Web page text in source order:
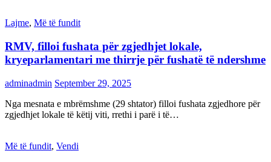
Lajme, Më të fundit
RMV, filloi fushata për zgjedhjet lokale,
kryeparlamentari me thirrje për fushatë të ndershme
adminadmin September 29, 2025
Nga mesnata e mbrëmshme (29 shtator) filloi fushata zgjedhore për
zgjedhjet lokale të këtij viti, rrethi i parë i të…
Më të fundit, Vendi